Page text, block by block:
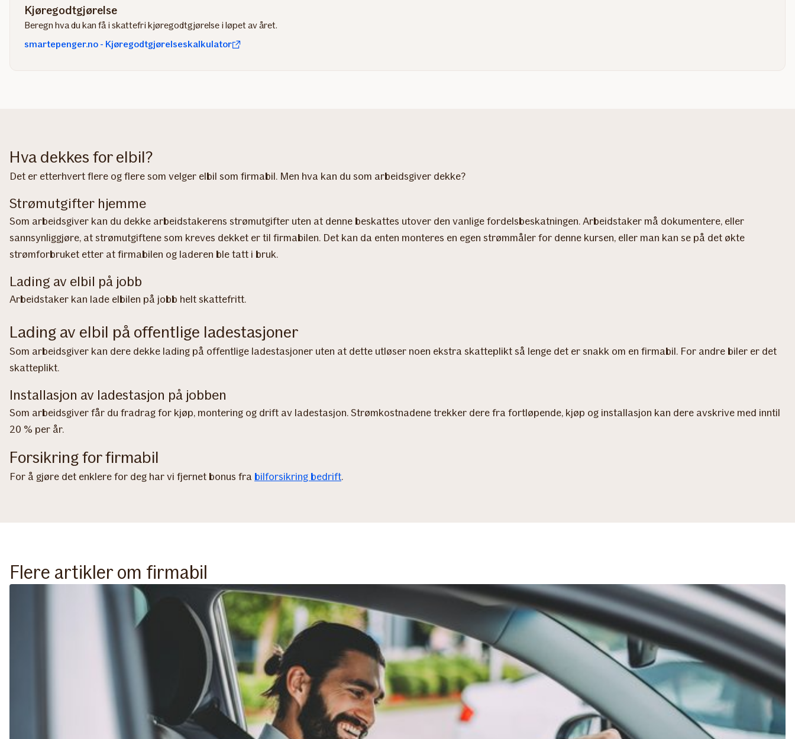
Kjøregodtgjørelse
Beregn hva du kan få i skattefri kjøregodtgjørelse i løpet av året.
smartepenger.no - Kjøregodtgjørelseskalkulator
Hva dekkes for elbil?
Det er etterhvert flere og flere som velger elbil som firmabil. Men hva kan du som arbeidsgiver dekke?
Strømutgifter hjemme
Som arbeidsgiver kan du dekke arbeidstakerens strømutgifter uten at denne beskattes utover den vanlige fordelsbeskatningen. Arbeidstaker må dokumentere, eller
sannsynliggjøre, at strømutgiftene som kreves dekket er til firmabilen. Det kan da enten monteres en egen strømmåler for denne kursen, eller man kan se på det økte
strømforbruket etter at firmabilen og laderen ble tatt i bruk.
Lading av elbil på jobb
Arbeidstaker kan lade elbilen på jobb helt skattefritt.
Lading av elbil på offentlige ladestasjoner
Som arbeidsgiver kan dere dekke lading på offentlige ladestasjoner uten at dette utløser noen ekstra skatteplikt så lenge det er snakk om en firmabil. For andre biler er det
skatteplikt.
Installasjon av ladestasjon på jobben
Som arbeidsgiver får du fradrag for kjøp, montering og drift av ladestasjon. Strømkostnadene trekker dere fra fortløpende, kjøp og installasjon kan dere avskrive med inntil
20 % per år.
Forsikring for firmabil
For å gjøre det enklere for deg har vi fjernet bonus fra bilforsikring bedrift.
Flere artikler om firmabil